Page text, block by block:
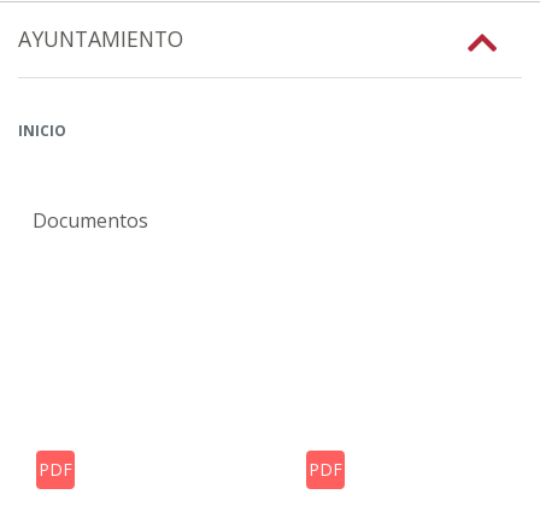
AYUNTAMIENTO
INICIO
Documentos
PDF PDF